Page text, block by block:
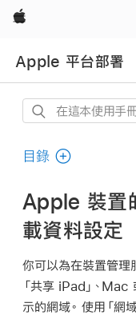
Apple
Apple 平台部署
在
本
用
手
冊
搜
尋
目錄
Apple 裝置
載資料設定
你可以為在裝置管理
「共享 iPad」 、Mac
示的網域。 使用「網